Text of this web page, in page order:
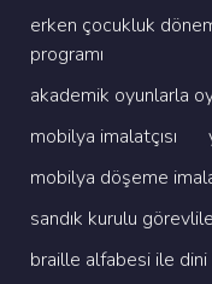
erken çocukluk
programi
akademi̇k oyunlarla
mobi̇lya i̇malatçisi
mobi̇lya döşeme
sandik kurulu
brai̇lle alfabesi̇ i̇le